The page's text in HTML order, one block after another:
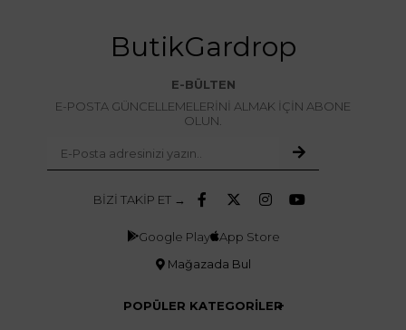
ButikGardrop
E-BÜLTEN
E-POSTA GÜNCELLEMELERİNİ ALMAK İÇİN ABONE
OLUN.
BİZİ TAKİP ET →
Google Play App Store
Mağazada Bul
POPÜLER KATEGORİLER